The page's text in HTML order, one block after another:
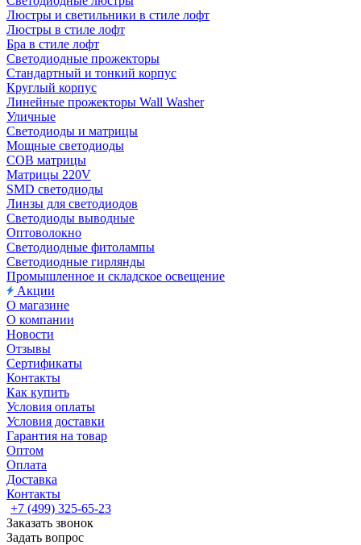
Люстры и светильники в стиле лофт
Люстры в стиле лофт
Бра в стиле лофт
Светодиодные прожекторы
Стандартный и тонкий корпус
Круглый корпус
Линейные прожекторы Wall Washer
Уличные
Светодиоды и матрицы
Мощные светодиоды
COB матрицы
Матрицы 220V
SMD светодиоды
Линзы для светодиодов
Светодиоды выводные
Оптоволокно
Светодиодные фитолампы
Светодиодные гирлянды
Промышленное и складское освещение
Акции
О магазине
О компании
Новости
Отзывы
Сертификаты
Контакты
Как купить
Условия оплаты
Условия доставки
Гарантия на товар
Оптом
Оплата
Доставка
Контакты
+7 (499) 325-65-23
Заказать звонок
Задать вопрос